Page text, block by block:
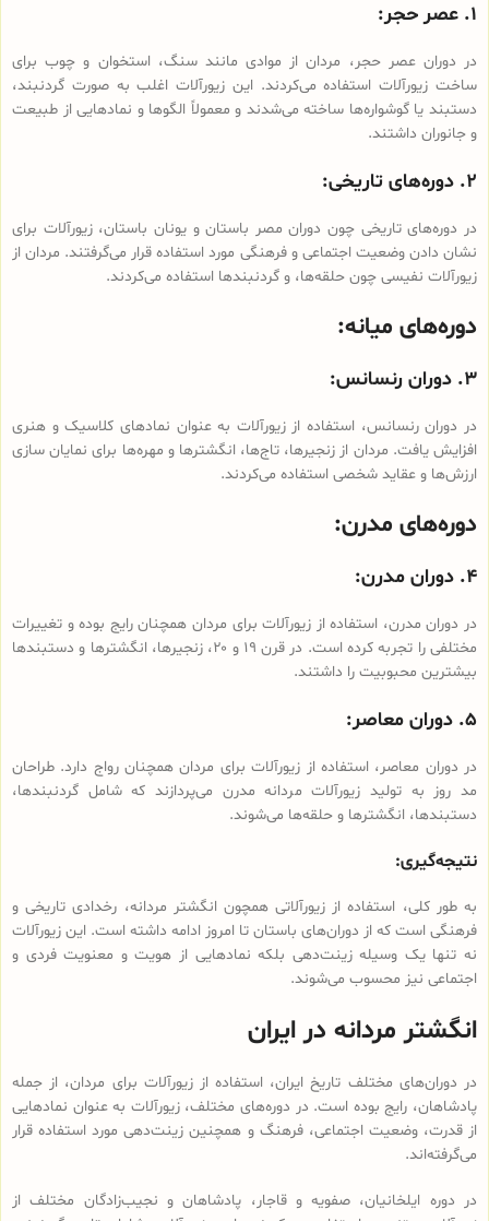
۱. عصر حجر:
در دوران عصر حجر، مردان از موادی مانند سنگ، استخوان و چوب برای
ساخت زیورآلات استفاده می‌کردند. این زیورآلات اغلب به صورت گردنبند،
دستبند یا گوشواره‌ها ساخته می‌شدند و معمولاً الگوها و نمادهایی از طبیعت
و جانوران داشتند.
۲. دوره‌های تاریخی:
در دوره‌های تاریخی چون دوران مصر باستان و یونان باستان، زیورآلات برای
نشان دادن وضعیت اجتماعی و فرهنگی مورد استفاده قرار می‌گرفتند. مردان از
زیورآلات نفیسی چون حلقه‌ها، و گردنبندها استفاده می‌کردند.
دوره‌های میانه:
۳. دوران رنسانس:
در دوران رنسانس، استفاده از زیورآلات به عنوان نمادهای کلاسیک و هنری
افزایش یافت. مردان از زنجیر‌ها، تاج‌ها، انگشترها و مهره‌ها برای نمایان سازی
ارزش‌ها و عقاید شخصی استفاده می‌کردند.
دوره‌های مدرن:
۴. دوران مدرن:
در دوران مدرن، استفاده از زیورآلات برای مردان همچنان رایج بوده و تغییرات
مختلفی را تجربه کرده است. در قرن ۱۹ و ۲۰، زنجیر‌ها، انگشترها و دستبندها
بیشترین محبوبیت را داشتند.
۵. دوران معاصر:
در دوران معاصر، استفاده از زیورآلات برای مردان همچنان رواج دارد. طراحان
مد روز به تولید زیورآلات مردانه مدرن می‌پردازند که شامل گردنبندها،
دستبندها، انگشترها و حلقه‌ها می‌شوند.
نتیجه‌گیری:
به طور کلی، استفاده از زیورآلاتی همچون انگشتر مردانه، رخدادی تاریخی و
فرهنگی است که از دوران‌های باستان تا امروز ادامه داشته است. این زیورآلات
نه تنها یک وسیله زینت‌دهی بلکه نمادهایی از هویت و معنویت فردی و
اجتماعی نیز محسوب می‌شوند.
انگشتر مردانه در ایران
در دوران‌های مختلف تاریخ ایران، استفاده از زیورآلات برای مردان، از جمله
پادشاهان، رایج بوده است. در دوره‌های مختلف، زیورآلات به عنوان نمادهایی
از قدرت، وضعیت اجتماعی، فرهنگ و همچنین زینت‌دهی مورد استفاده قرار
می‌گرفته‌اند.
در دوره ایلخانیان، صفویه و قاجار، پادشاهان و نجیب‌زادگان مختلف از